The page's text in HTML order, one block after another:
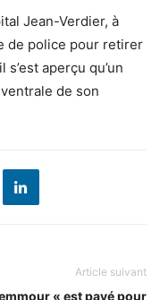
Jean-Verdier, à
de police pour retirer
aperçu qu’un
de son
Article suivant
« est payé pour